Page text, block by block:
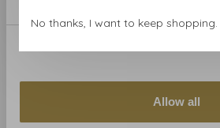
Allow all
Clarke & Clarke
€119,00
No thanks, I want to keep shopping.